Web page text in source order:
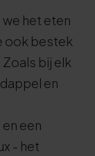
het eten
ook bestek
bij elk
en
een
- het